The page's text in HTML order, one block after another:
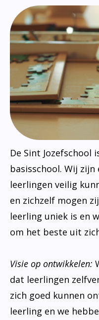
De Sint Jozefschool
basisschool. Wij zijn
leerlingen veilig
en zichzelf mogen
leerling uniek is en
om het beste uit
Visie op ontwikkelen:
dat leerlingen
zich goed kunnen
leerling en we